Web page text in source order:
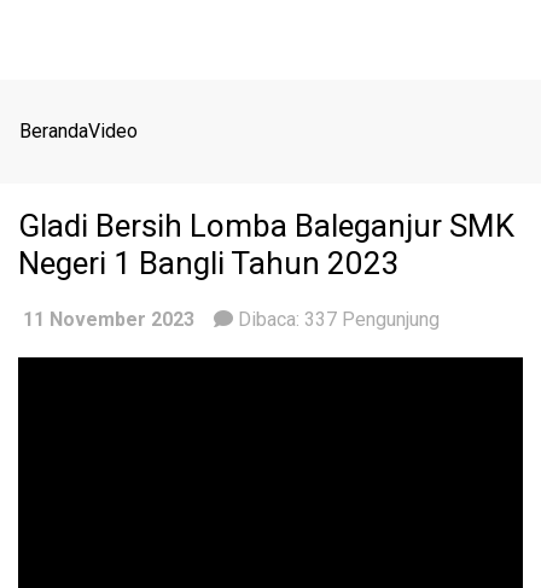
BerandaVideo
Gladi Bersih Lomba Baleganjur SMK
Negeri 1 Bangli Tahun 2023
11 November 2023 Dibaca: 337 Pengunjung